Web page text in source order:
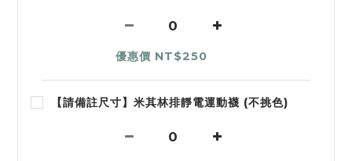
優惠價 NT$250
【請備註尺寸】米其林排靜電運動襪 (不挑色)